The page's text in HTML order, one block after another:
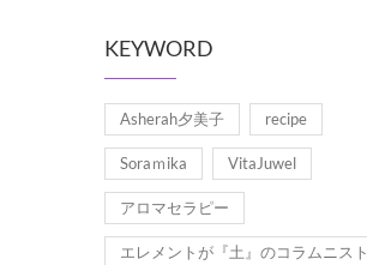
KEYWORD
Asherah夕美子 recipe
Soraｍika VitaJuwel
アロマセラピー
エレメントが『土』のコラムニスト